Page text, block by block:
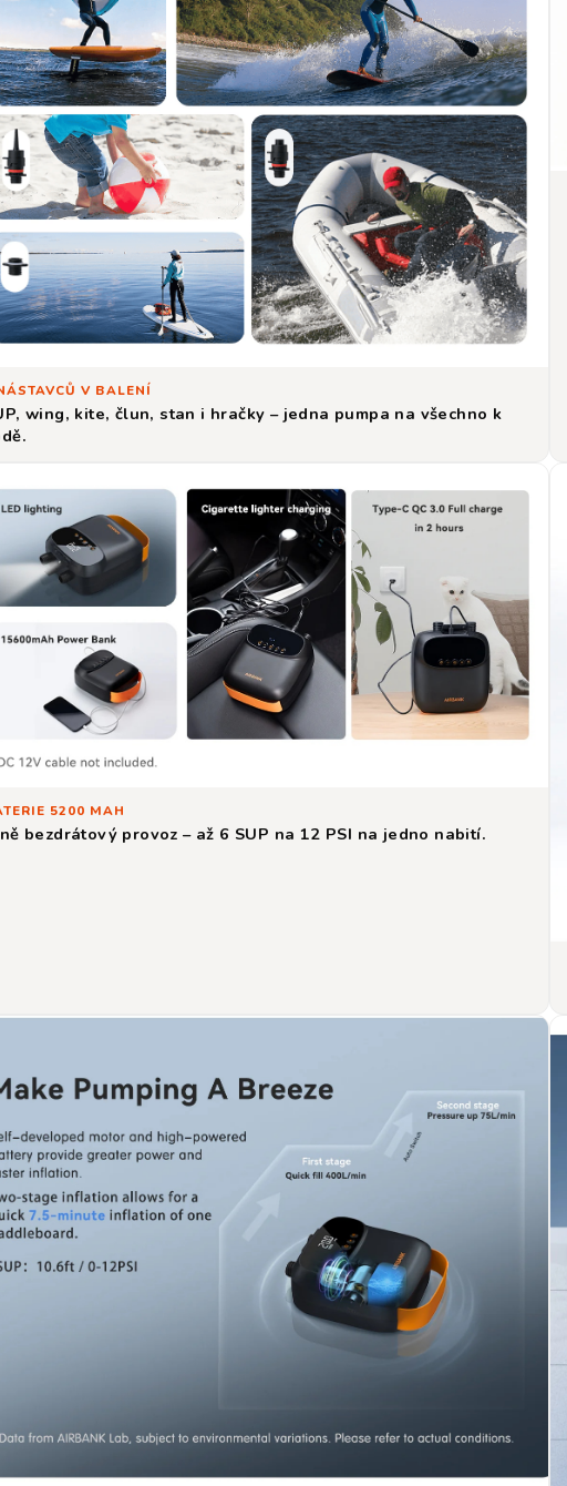
V BALENÍ
wing, kite, člun, stan i hračky – jedna pumpa na všechno k
5200 MAH
bezdrátový provoz – až 6 SUP na 12 PSI na jedno nabití.